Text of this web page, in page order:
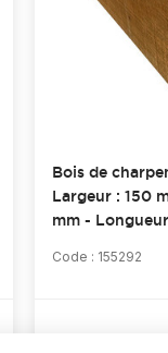
Bois de
Largeur : 150
mm -
Code : 155292